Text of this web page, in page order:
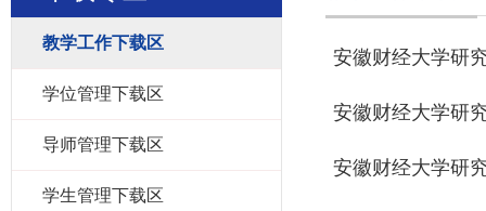
教学工作下载区
学位管理下载区
导师管理下载区
学生管理下载区
安徽财经大学研
安徽财经大学研
安徽财经大学研